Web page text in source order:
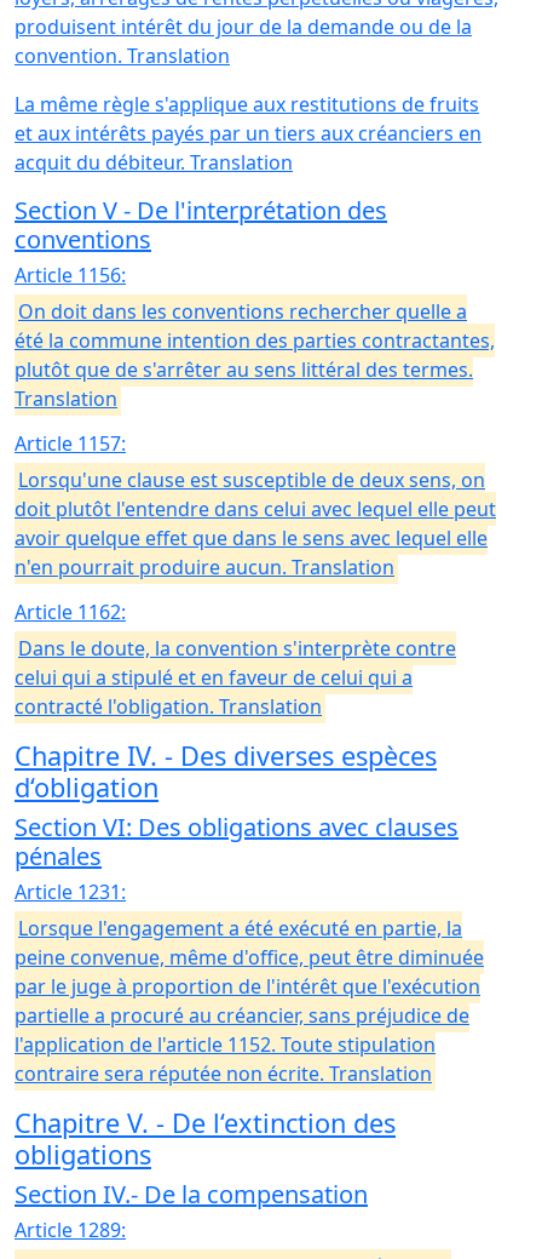
produisent intérêt du jour de la demande ou de la
convention. Translation
La même règle s'applique aux restitutions de fruits
et aux intérêts payés par un tiers aux créanciers en
acquit du débiteur. Translation
Section V - De l'interprétation des
conventions
Article 1156:
On doit dans les conventions rechercher quelle a
été la commune intention des parties contractantes,
plutôt que de s'arrêter au sens littéral des termes.
Translation
Article 1157:
Lorsqu'une clause est susceptible de deux sens, on
doit plutôt l'entendre dans celui avec lequel elle peut
avoir quelque effet que dans le sens avec lequel elle
n'en pourrait produire aucun. Translation
Article 1162:
Dans le doute, la convention s'interprète contre
celui qui a stipulé et en faveur de celui qui a
contracté l'obligation. Translation
Chapitre IV. - Des diverses espèces
d‘obligation
Section VI: Des obligations avec clauses
pénales
Article 1231:
Lorsque l'engagement a été exécuté en partie, la
peine convenue, même d'office, peut être diminuée
par le juge à proportion de l'intérêt que l'exécution
partielle a procuré au créancier, sans préjudice de
l'application de l'article 1152. Toute stipulation
contraire sera réputée non écrite. Translation
Chapitre V. - De l‘extinction des
obligations
Section IV.- De la compensation
Article 1289: